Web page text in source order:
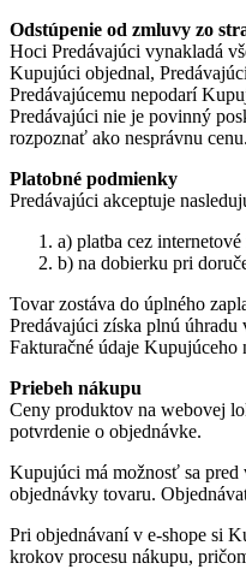
Odstúpenie od zmluvy zo
Hoci Predávajúci vynakladá
Kupujúci objednal,
Predávajúcemu nepodarí
Predávajúci nie je povinný
rozpoznať ako nesprávnu cenu.
Platobné podmienky
Predávajúci akceptuje
a) platba cez
b) na dobierku pri
Tovar zostáva do úplného
Predávajúci získa plnú úhradu
Fakturačné údaje Kupujúceho
Priebeh nákupu
Ceny produktov na webovej
potvrdenie o objednávke.
Kupujúci má možnosť sa
objednávky tovaru.
Pri objednávaní v e-shope si
krokov procesu nákupu,